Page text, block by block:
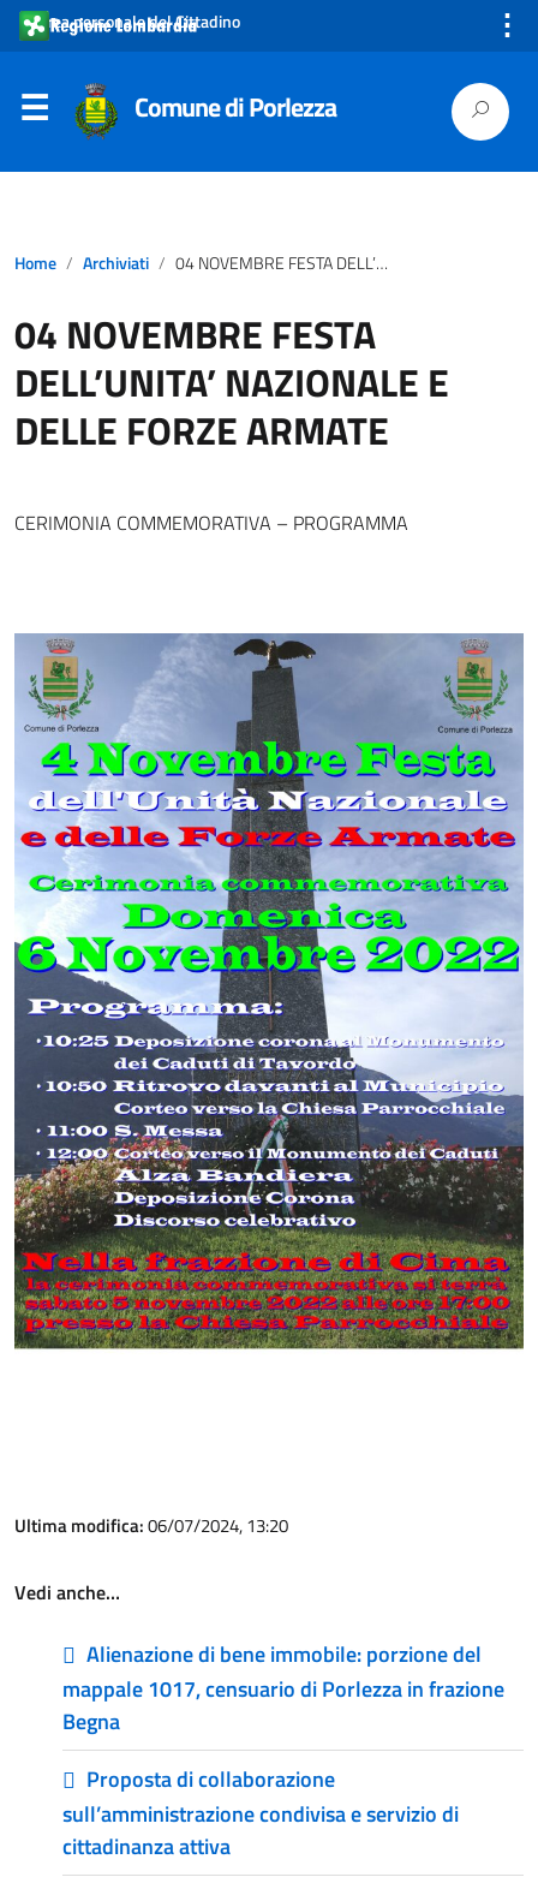
Area personale del Cittadino ⋮
Comune di Porlezza
Home Archiviati 04 NOVEMBRE FESTA DELL’UNITA’ NAZIONALE E DELLE FORZE ARMATE
04 NOVEMBRE FESTA
DELL’UNITA’ NAZIONALE E
DELLE FORZE ARMATE
CERIMONIA COMMEMORATIVA – PROGRAMMA
Ultima modifica:06/07/2024, 13:20
Vedi anche…
Alienazione di bene immobile: porzione del
mappale 1017, censuario di Porlezza in frazione
Begna
Proposta di collaborazione
sull’amministrazione condivisa e servizio di
cittadinanza attiva